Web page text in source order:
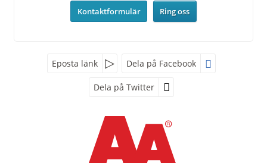
Kontaktformulär Ring oss
FacebookEposta länk Dela på Facebook
Dela på Twitter
Följ oss på